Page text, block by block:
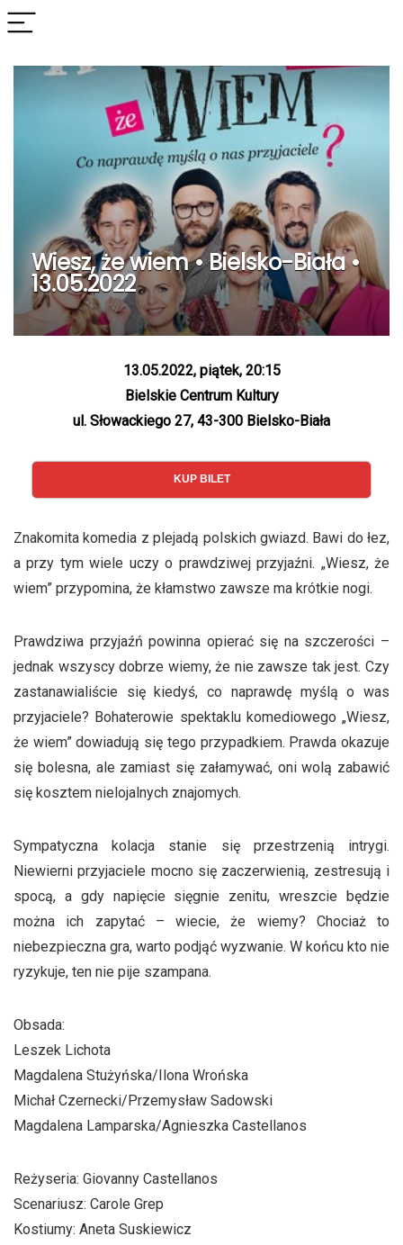
Wiesz, że wiem • Bielsko-Biała •
13.05.2022
13.05.2022, piątek, 20:15
Bielskie Centrum Kultury
ul. Słowackiego 27, 43-300 Bielsko-Biała
KUP BILET
Znakomita komedia z plejadą polskich gwiazd. Bawi do łez,
a przy tym wiele uczy o prawdziwej przyjaźni. „Wiesz, że
wiem” przypomina, że kłamstwo zawsze ma krótkie nogi.
Prawdziwa przyjaźń powinna opierać się na szczerości –
jednak wszyscy dobrze wiemy, że nie zawsze tak jest. Czy
zastanawialiście się kiedyś, co naprawdę myślą o was
przyjaciele? Bohaterowie spektaklu komediowego „Wiesz,
że wiem” dowiadują się tego przypadkiem. Prawda okazuje
się bolesna, ale zamiast się załamywać, oni wolą zabawić
się kosztem nielojalnych znajomych.
Sympatyczna kolacja stanie się przestrzenią intrygi.
Niewierni przyjaciele mocno się zaczerwienią, zestresują i
spocą, a gdy napięcie sięgnie zenitu, wreszcie będzie
można ich zapytać – wiecie, że wiemy? Chociaż to
niebezpieczna gra, warto podjąć wyzwanie. W końcu kto nie
ryzykuje, ten nie pije szampana.
Obsada:
Leszek Lichota
Magdalena Stużyńska/Ilona Wrońska
Michał Czernecki/Przemysław Sadowski
Magdalena Lamparska/Agnieszka Castellanos
Reżyseria: Giovanny Castellanos
Scenariusz: Carole Grep
Kostiumy: Aneta Suskiewicz